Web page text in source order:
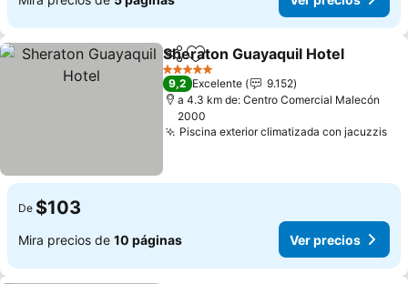
CompartirAgregar a favoritos
Sheraton Guayaquil Hotel
5 Estrellas
9,2 Excelente
9.152
a 4.3 km de: Centro Comercial Malecón
2000
Piscina exterior climatizada con jacuzzis
De $103
Mira precios de 10 páginas Ver precios